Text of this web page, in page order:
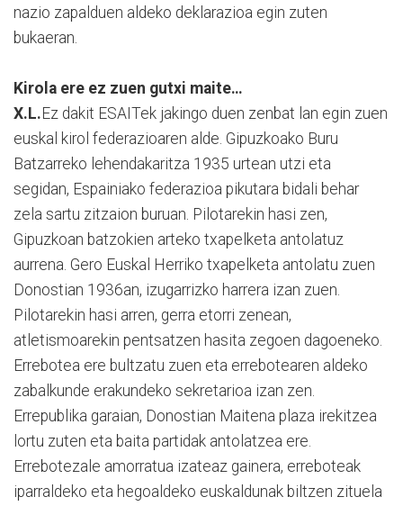
nazio zapalduen aldeko deklarazioa egin zuten
bukaeran.
Kirola ere ez zuen gutxi maite…
X.L.Ez dakit ESAITek jakingo duen zenbat lan egin zuen
euskal kirol federazioaren alde. Gipuzkoako Buru
Batzarreko lehendakaritza 1935 urtean utzi eta
segidan, Espainiako federazioa pikutara bidali behar
zela sartu zitzaion buruan. Pilotarekin hasi zen,
Gipuzkoan batzokien arteko txapelketa antolatuz
aurrena. Gero Euskal Herriko txapelketa antolatu zuen
Donostian 1936an, izugarrizko harrera izan zuen.
Pilotarekin hasi arren, gerra etorri zenean,
atletismoarekin pentsatzen hasita zegoen dagoeneko.
Errebotea ere bultzatu zuen eta errebotearen aldeko
zabalkunde erakundeko sekretarioa izan zen.
Errepublika garaian, Donostian Maitena plaza irekitzea
lortu zuten eta baita partidak antolatzea ere.
Errebotezale amorratua izateaz gainera, erreboteak
iparraldeko eta hegoaldeko euskaldunak biltzen zituela